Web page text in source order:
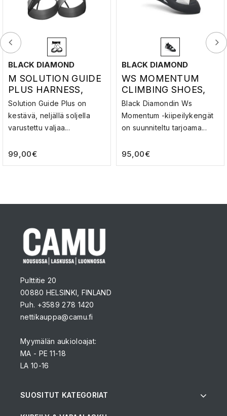
BLACK DIAMOND
M SOLUTION GUIDE
PLUS HARNESS,
PEWTER
Solution Guide Plus on
kestävä, neljällä soljella
varustettu valjaa...
99,00€
BLACK DIAMOND
WS MOMENTUM
CLIMBING SHOES,
FOAM GREEN-ALLOY
Black Diamondin Ws
Momentum -kiipeilykengät
on suunniteltu tarjoama...
95,00€
Pulttitie 20
00880 HELSINKI, FINLAND
Puh. +3589 278 1420
nettikauppa@camu.fi
Myymälän aukioloajat:
MA - PE 11-18
LA 10-16
SUOSITUT KATEGORIAT